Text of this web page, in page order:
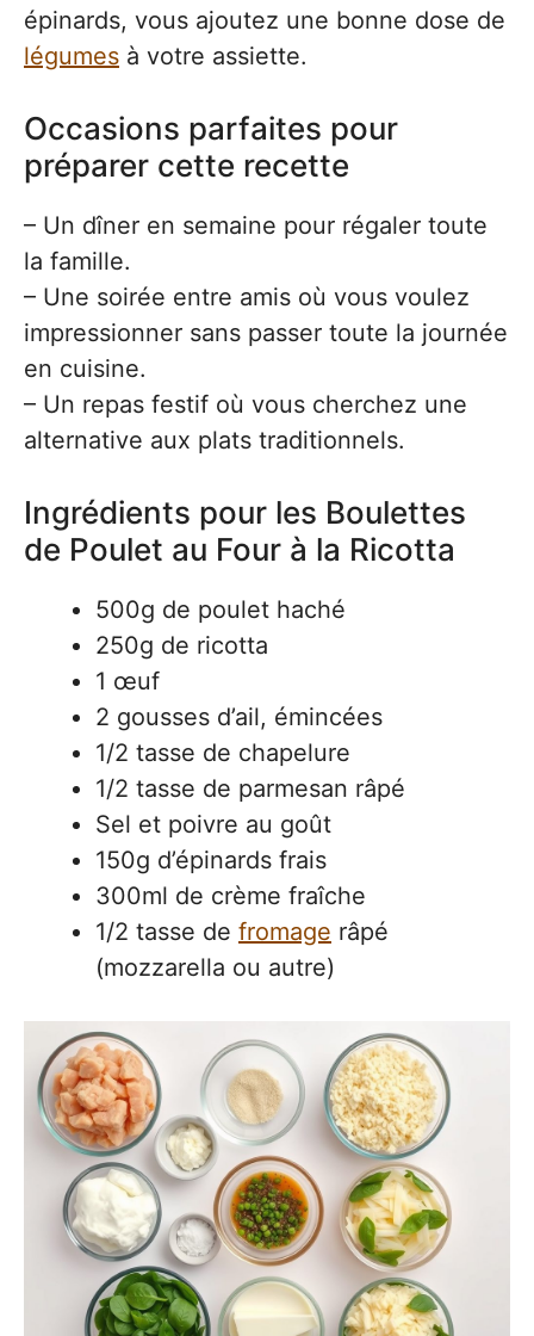
épinards, vous ajoutez une bonne dose de
légumes à votre assiette.
Occasions parfaites pour
préparer cette recette
– Un dîner en semaine pour régaler toute
la famille.
– Une soirée entre amis où vous voulez
impressionner sans passer toute la journée
en cuisine.
– Un repas festif où vous cherchez une
alternative aux plats traditionnels.
Ingrédients pour les Boulettes
de Poulet au Four à la Ricotta
500g de poulet haché
250g de ricotta
1 œuf
2 gousses d’ail, émincées
1/2 tasse de chapelure
1/2 tasse de parmesan râpé
Sel et poivre au goût
150g d’épinards frais
300ml de crème fraîche
1/2 tasse de fromage râpé
(mozzarella ou autre)